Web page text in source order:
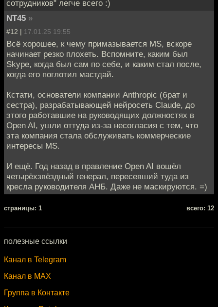
сотрудников" легче всего :)
NT45 »
#12 | 17.01.25 19:55
Всё хорошее, к чему примазывается MS, вскоре
начинает резко плохеть. Вспомните, каким был
Skype, когда был сам по себе, и каким стал после,
когда его поглотил мастдай.
Кстати, основатели компании Anthropic (брат и
сестра), разрабатывающей нейросеть Claude, до
этого работавшие на руководящих должностях в
Open AI, ушли оттуда из-за несогласия с тем, что
эта компания стала обслуживать коммерческие
интересы MS.
И ещё. Год назад в правление Open AI вошёл
четырёхзвёздный генерал, пересевший туда из
кресла руководителя АНБ. Даже не маскируются. =)
cтраницы: 1 всего: 12
полезные ссылки
Канал в Telegram
Канал в MAX
Группа в Контакте